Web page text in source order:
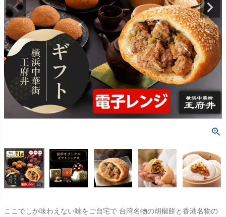
ここでしか味わえない味をご自宅で 台湾名物の胡椒餅と香港名物の